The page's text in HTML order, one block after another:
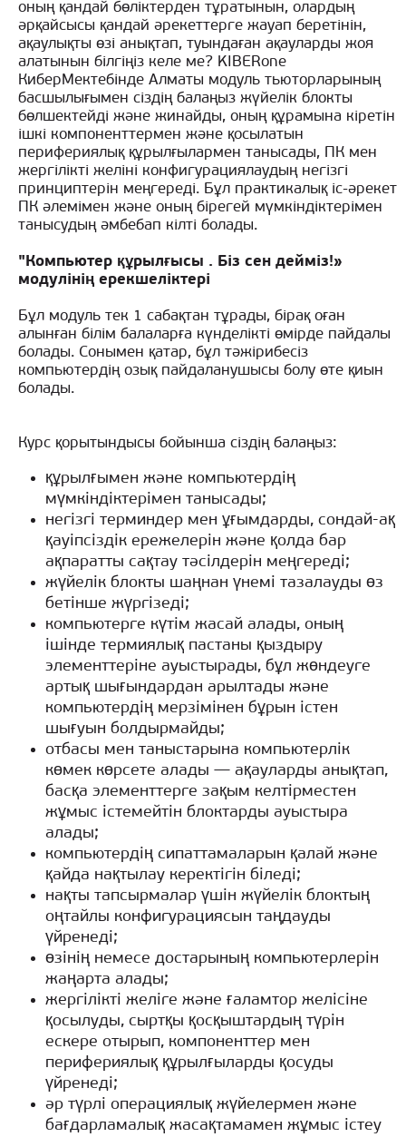
оның қандай бөліктерден тұратынын, олардың
әрқайсысы қандай әрекеттерге жауап беретінін,
ақаулықты өзі анықтап, туындаған ақауларды жоя
алатынын білгіңіз келе ме? KIBERone
КиберМектебінде Алматы модуль тьюторларының
басшылығымен сіздің балаңыз жүйелік блокты
бөлшектейді және жинайды, оның құрамына кіретін
ішкі компоненттермен және қосылатын
перифериялық құрылғылармен танысады, ПК мен
жергілікті желіні конфигурациялаудың негізгі
принциптерін меңгереді. Бұл практикалық іс-әрекет
ПК әлемімен және оның бірегей мүмкіндіктерімен
танысудың әмбебап кілті болады.
"Компьютер құрылғысы . Біз сен дейміз!»
модулінің ерекшеліктері
Бұл модуль тек 1 сабақтан тұрады, бірақ оған
алынған білім балаларға күнделікті өмірде пайдалы
болады. Сонымен қатар, бұл тәжірибесіз
компьютердің озық пайдаланушысы болу өте қиын
болады.
Курс қорытындысы бойынша сіздің балаңыз:
құрылғымен және компьютердің
мүмкіндіктерімен танысады;
негізгі терминдер мен ұғымдарды, сондай-ақ
қауіпсіздік ережелерін және қолда бар
ақпаратты сақтау тәсілдерін меңгереді;
жүйелік блокты шаңнан үнемі тазалауды өз
бетінше жүргізеді;
компьютерге күтім жасай алады, оның
ішінде термиялық пастаны қыздыру
элементтеріне ауыстырады, бұл жөндеуге
артық шығындардан арылтады және
компьютердің мерзімінен бұрын істен
шығуын болдырмайды;
отбасы мен таныстарына компьютерлік
көмек көрсете алады — ақауларды анықтап,
басқа элементтерге зақым келтірместен
жұмыс істемейтін блоктарды ауыстыра
алады;
компьютердің сипаттамаларын қалай және
қайда нақтылау керектігін біледі;
нақты тапсырмалар үшін жүйелік блоктың
оңтайлы конфигурациясын таңдауды
үйренеді;
өзінің немесе достарының компьютерлерін
жаңарта алады;
жергілікті желіге және ғаламтор желісіне
қосылуды, сыртқы қосқыштардың түрін
ескере отырып, компоненттер мен
перифериялық құрылғыларды қосуды
үйренеді;
әр түрлі операциялық жүйелермен және
бағдарламалық жасақтамамен жұмыс істеу